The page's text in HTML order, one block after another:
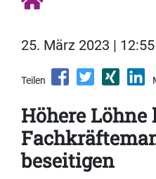
25. März 2023 |
Teilen
Höhere Löhne
beseitigen